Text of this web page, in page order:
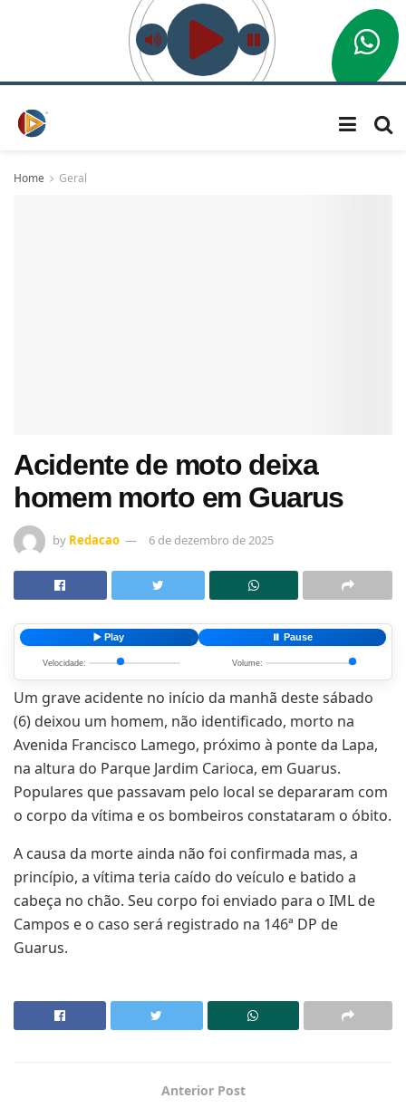
Home Geral
Acidente de moto deixa
homem morto em Guarus
by Redacao 6 de dezembro de 2025
▶️ Play ⏸️ Pause
Velocidade: Volume:
Um grave acidente no início da manhã deste sábado
(6) deixou um homem, não identificado, morto na
Avenida Francisco Lamego, próximo à ponte da Lapa,
na altura do Parque Jardim Carioca, em Guarus.
Populares que passavam pelo local se depararam com
o corpo da vítima e os bombeiros constataram o óbito.
A causa da morte ainda não foi confirmada mas, a
princípio, a vítima teria caído do veículo e batido a
cabeça no chão. Seu corpo foi enviado para o IML de
Campos e o caso será registrado na 146ª DP de
Guarus.
Anterior Post